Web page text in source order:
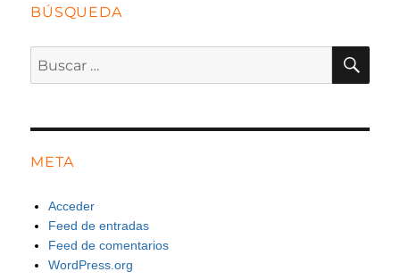
BÚSQUEDA
META
Acceder
Feed de entradas
Feed de comentarios
WordPress.org